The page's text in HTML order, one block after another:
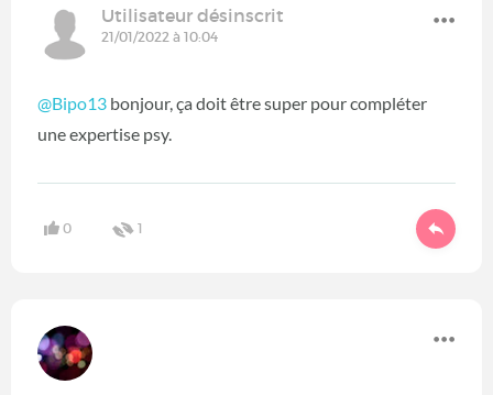
Utilisateur désinscrit
21/01/2022 à 10:04
@Bipo13 bonjour, ça doit être super pour compléter
une expertise psy.
0 1